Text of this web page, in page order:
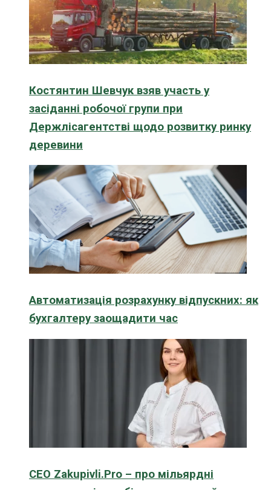
Костянтин Шевчук взяв участь у
засіданні робочої групи при
Держлісагентстві щодо розвитку ринку
деревини
Автоматизація розрахунку відпускних: як
бухгалтеру заощадити час
CEO Zakupivli.Pro – про мільярдні